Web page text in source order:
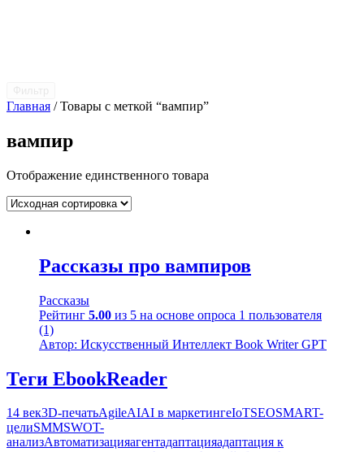
Главная / Товары с меткой “вампир”
вампир
Отображение единственного товара
Рассказы про вампиров
Рассказы
Рейтинг 5.00 из 5 на основе опроса 1 пользователя
(1)
Автор: Искусственный Интеллект Book Writer GPT
Теги EbookReader
14 век3D-печатьAgileAIAI в маркетингеIoTSEOSMART-
целиSMMSWOT-
анализАвтоматизацияагентадаптацияадаптация к